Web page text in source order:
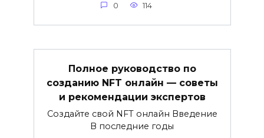
0 114
Полное руководство по
созданию NFT онлайн — советы
и рекомендации экспертов
Создайте свой NFT онлайн Введение
В последние годы